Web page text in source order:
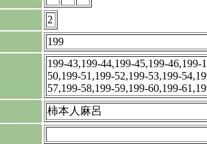
2
199
199-43,199-44,199-45,199-46,199-
50,199-51,199-52,199-53,199-
57,199-58,199-59,199-60,199-
柿本人麻呂